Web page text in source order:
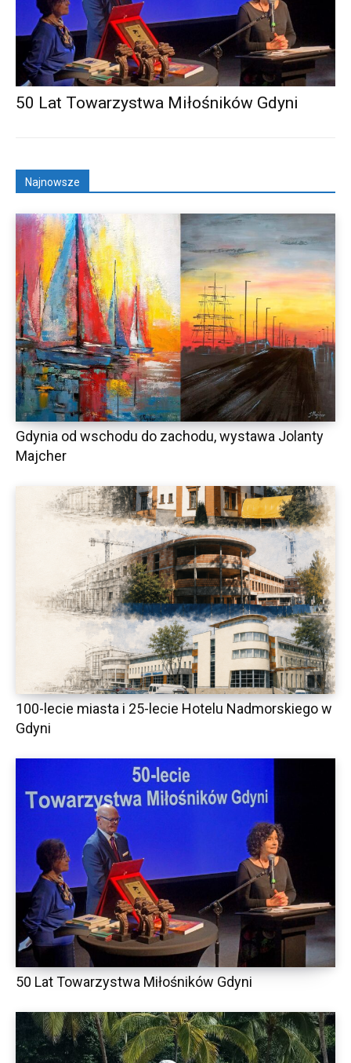
50 Lat Towarzystwa Miłośników Gdyni
Najnowsze
Gdynia od wschodu do zachodu, wystawa Jolanty
Majcher
100-lecie miasta i 25-lecie Hotelu Nadmorskiego w
Gdyni
50 Lat Towarzystwa Miłośników Gdyni